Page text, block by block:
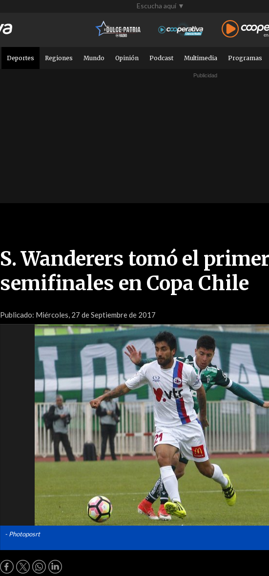
Escucha aquí ▼
Deportes Regiones Mundo Opinión Podcast Multimedia Programas
S. Wanderers tomó el
semifinales en Copa Chile
Publicado: Miércoles, 27 de Septiembre de 2017
- Photoposrt